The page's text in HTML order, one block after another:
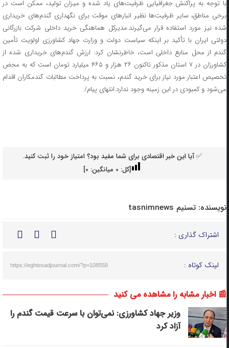
با توجه به پراکنش جغرافیایی ظرفیت‌های یاد شده و میزان تولید، ممکن است در
برخی مناطق، سایر ظرفیت‌ها نظیر انبارهای موقت برای نگهداری گندم‌های خریداری
شده نیز مورد استفاده قرار می‌گیرند.مدیرکل هماهنگی خرید داخلی شرکت بازرگانی
دولتی ایران با تأکید بر اینکه سیاست دولت و وزارت جهاد کشاورزی اولویت تأمین
گندم از محل منابع داخلی است، خاطرنشان کرد: ارزش گندم‌های خریداری شده از
کشاورزان در ۷ استان مذکور تاکنون ۲۶ هزار و ۴۶۵ میلیارد تومان است که به محض
تخصیص اعتبار مورد نیاز برای خرید گندم، نسبت به پرداخت مطالبات گندمکاران اقدام
می‌شود و کمبودی در این زمینه وجود ندارد.انتهای پیام/
✅ آیا این خبر اقتصادی برای شما مفید بود؟ امتیاز خود را ثبت کنید.
[کل: 0میانگین: 0
]
نویسنده: تسنیم tasnimnews
اشتراک گذاری :
لینک کوتاه : https://eghtesadjournal.com/?p=108558
📰 اخبار مشابه را مشاهده می کنید
وزیر جهاد کشاورزی: نمی‌توان با سرعت قیمت گندم را
آزاد کرد